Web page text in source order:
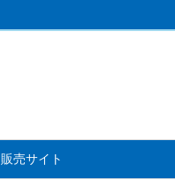
販売サイト